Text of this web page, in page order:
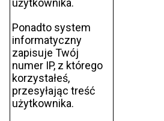
użytkownika.
Ponadto system
informatyczny
zapisuje Twój
numer IP, z którego
korzystałeś,
przesyłając treść
użytkownika.